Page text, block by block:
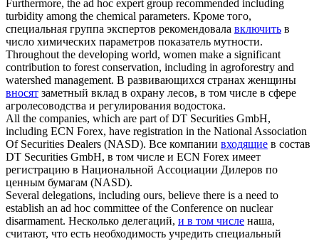
Furthermore, the ad hoc expert group recommended including
turbidity among the chemical parameters. Кроме того,
специальная группа экспертов рекомендовала включить в
число химических параметров показатель мутности.
Throughout the developing world, women make a significant
contribution to forest conservation, including in agroforestry and
watershed management. В развивающихся странах женщины
вносят заметный вклад в охрану лесов, в том числе в сфере
агролесоводства и регулирования водостока.
All the companies, which are part of DT Securities GmbH,
including ECN Forex, have registration in the National Association
Of Securities Dealers (NASD). Все компании входящие в состав
DT Securities GmbH, в том числе и ECN Forex имеет
регистрацию в Национальной Ассоциации Дилеров по
ценным бумагам (NASD).
Several delegations, including ours, believe there is a need to
establish an ad hoc committee of the Conference on nuclear
disarmament. Несколько делегаций, и в том числе наша,
считают, что есть необходимость учредить специальный